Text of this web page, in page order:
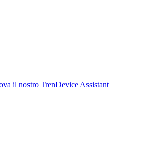
il nostro TrenDevice Assistant